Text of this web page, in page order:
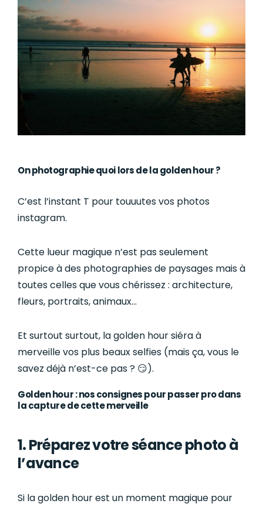
On photographie quoi lors de la golden hour ?
C’est l’instant T pour touuutes vos photos
instagram.
Cette lueur magique n’est pas seulement
propice à des photographies de paysages mais à
toutes celles que vous chérissez : architecture,
fleurs, portraits, animaux…
Et surtout surtout, la golden hour siéra à
merveille vos plus beaux selfies (mais ça, vous le
savez déjà n’est-ce pas ? 😏).
Golden hour : nos consignes pour passer pro dans
la capture de cette merveille
1. Préparez votre séance photo à
l’avance
Si la golden hour est un moment magique pour